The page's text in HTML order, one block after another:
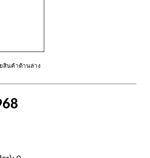
สินค้าด้านล่าง